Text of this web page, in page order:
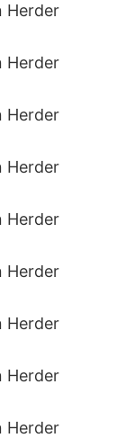
Herder
Herder
Herder
Herder
Herder
Herder
Herder
Herder
Herder